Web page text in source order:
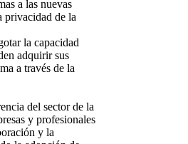
a las nuevas
privacidad de la
la capacidad
adquirir sus
a través de la
del sector de la
y profesionales
y la